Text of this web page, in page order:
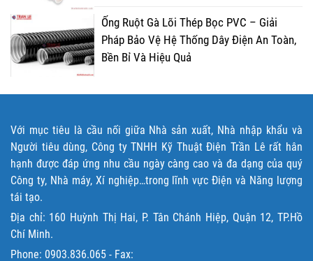
Ống Ruột Gà Lõi Thép Bọc PVC – Giải
Pháp Bảo Vệ Hệ Thống Dây Điện An Toàn,
Bền Bỉ Và Hiệu Quả
Với mục tiêu là cầu nối giữa Nhà sản xuất, Nhà nhập khẩu và
Người tiêu dùng, Công ty TNHH Kỹ Thuật Điện Trần Lê rất hân
hạnh được đáp ứng nhu cầu ngày càng cao và đa dạng của quý
Công ty, Nhà máy, Xí nghiệp…trong lĩnh vực Điện và Năng lượng
tái tạo.
Địa chỉ: 160 Huỳnh Thị Hai, P. Tân Chánh Hiệp, Quận 12, TP.Hồ
Chí Minh.
Phone: 0903.836.065 - Fax: